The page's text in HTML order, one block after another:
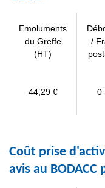
Emoluments
du Greffe
(HT)
/
44,29 € 0
Coût prise
avis au BODACC